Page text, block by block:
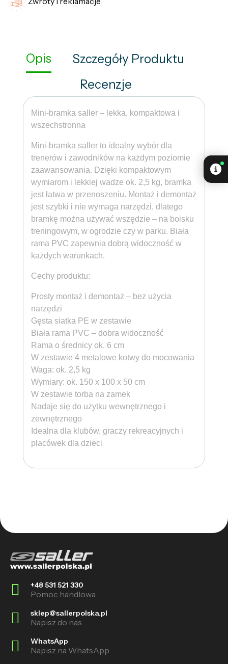
Opis
Szczegóły Produktu
Recenzje
Mini-bramka saller – lekka, kompaktowa i
wszechstronna
Mini-bramka saller to idealny wybór dla
trenerów i zawodników na każdym poziomie
zaawansowania. Dzięki kompaktowym
wymiarom i lekkiej wadze ok. 2,5 kg, bramka
jest łatwa w przenoszeniu. Montaż i demontaż
jest szybki i nie wymaga narzędzi, dlatego
bramkę można używać wszędzie – na boisku
treningowym, w ogrodzie czy w parku. Biała
rama PVC zapewnia dobrą widoczność w
każdych warunkach.
Cechy produktu:
Prosty montaż i demontaż – bez użycia
narzędzi
Gęsta siatka PE w zestawie
Biała rama PVC – dobra widoczność
Rama o średnicy ok. 6 cm
W zestawie 4 metalowe kotwy do mocowania
Waga: ok. 2,5 kg
Wymiary: ok. 150 x 100 x 50 cm
W zestawie torba na zamek
Nadaje się do użytku wewnętrznego i
zewnętrznego
Idealna dla klubów, graczy rekreacyjnych i
placówek dla dzieci
+48 531 521 330
Pomoc handlowa
sklep@sallerpolska.pl
Napisz do nas
WhatsApp
Napisz na WhatsApp